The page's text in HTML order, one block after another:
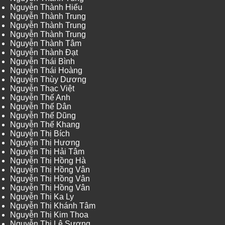
Nguyễn Thành Hiếu
Nguyễn Thành Trung
Nguyễn Thành Trung
Nguyễn Thành Trung
Nguyễn Thành Tâm
Nguyễn Thành Đạt
Nguyễn Thái Bình
Nguyễn Thái Hoàng
Nguyễn Thùy Dương
Nguyễn Thạc Việt
Nguyễn Thế Anh
Nguyễn Thế Dân
Nguyễn Thế Dũng
Nguyễn Thế Khang
Nguyễn Thị Bích
Nguyễn Thị Hương
Nguyễn Thị Hải Tâm
Nguyễn Thị Hồng Hà
Nguyễn Thị Hồng Vân
Nguyễn Thị Hồng Vân
Nguyễn Thị Hồng Vân
Nguyễn Thị Ka Ly
Nguyễn Thị Khánh Tâm
Nguyễn Thị Kim Thoa